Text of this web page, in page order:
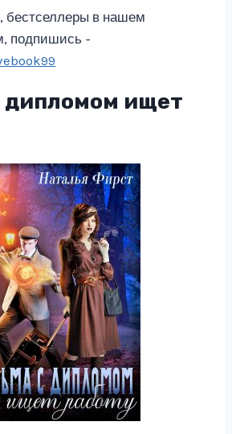
бестселлеры в нашем
подпишись -
дипломом ищет